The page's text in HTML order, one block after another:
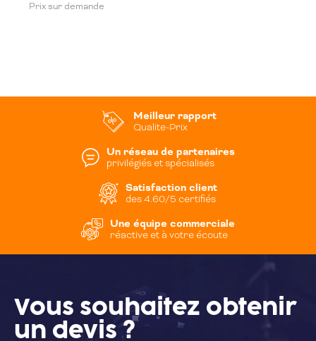
Prix sur demande
Meilleur rapport
Qualite-Prix
Un réseau de partenaires
privilégiés et spécialisés
Satisfaction client
des 4.60/5 certifiés
Une équipe commerciale
réactive et à votre écoute
Vous souhaitez obtenir
un devis ?